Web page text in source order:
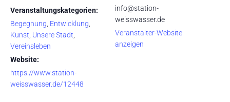
Veranstaltungskategorien:
Begegnung Entwicklung
Kunst Unsere Stadt
Vereinsleben
Website:
https://www.station-
weisswasser.de/12448
info@station-
weisswasser.de
Veranstalter-Website
anzeigen